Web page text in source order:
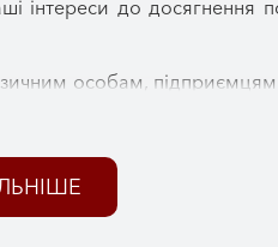
інтереси до досягнення
особам, підприємцям
з усієї України та з-за
міграційного,